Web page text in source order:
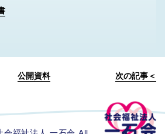
公開資料 次の記事＜